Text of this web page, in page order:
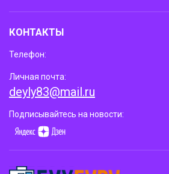
КОНТАКТЫ
Телефон:
Личная почта:
deyly83@mail.ru
Подписывайтесь на новости: